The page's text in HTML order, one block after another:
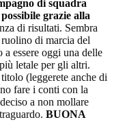
di squadra
grazie alla
di risultati. Sembra
di marcia del
a essere oggi una delle
letale per gli altri.
(leggerete anche di
fare i conti con la
a non mollare
BUONA